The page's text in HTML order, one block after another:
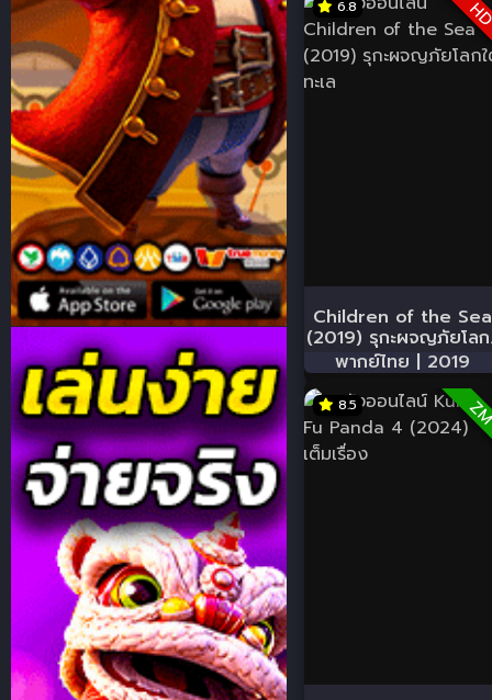
6.8
Children of the Sea
(2019) รุกะผจญภัยโล
พากย์ไทย | 2019
8.5